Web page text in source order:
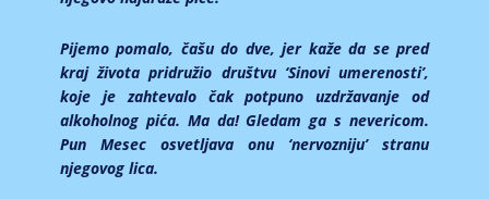
Pijemo pomalo, čašu do dve, jer kaže da se pred
kraj života pridružio društvu ‘Sinovi umerenosti’,
koje je zahtevalo čak potpuno uzdržavanje od
alkoholnog pića. Ma da! Gledam ga s nevericom.
Pun Mesec osvetljava onu ‘nervozniju’ stranu
njegovog lica.